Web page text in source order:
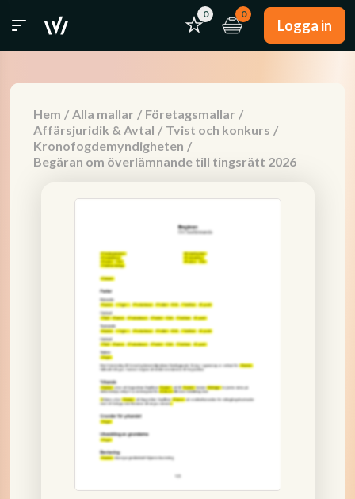
0 0
Logga in
Hem / Alla mallar / Företagsmallar /
Affärsjuridik & Avtal / Tvist och konkurs /
Kronofogdemyndigheten /
Begäran om överlämnande till tingsrätt 2026